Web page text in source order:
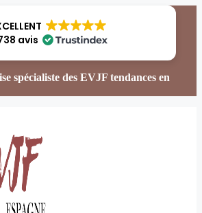
avis
spécialiste des EVJF tendances en